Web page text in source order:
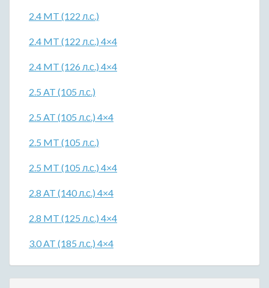
2.4 MT (122 л.с.)
2.4 MT (122 л.с.) 4×4
2.4 MT (126 л.с.) 4×4
2.5 AT (105 л.с.)
2.5 AT (105 л.с.) 4×4
2.5 MT (105 л.с.)
2.5 MT (105 л.с.) 4×4
2.8 AT (140 л.с.) 4×4
2.8 MT (125 л.с.) 4×4
3.0 AT (185 л.с.) 4×4